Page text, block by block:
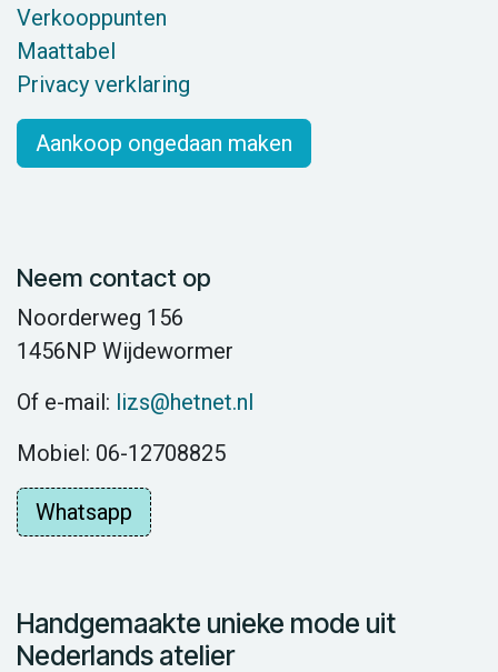
Verkooppunten
Maattabel
Privacy verklaring
Aankoop ongedaan maken
Neem contact op
Noorderweg 156
1456NP Wijdewormer
Of e-mail: lizs@hetnet.nl
Mobiel: 06-12708825
Whatsapp
Handgemaakte unieke mode uit
Nederlands atelier